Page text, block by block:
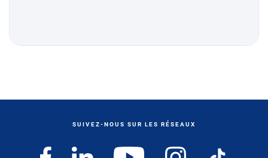
SUIVEZ-NOUS SUR LES RÉSEAUX